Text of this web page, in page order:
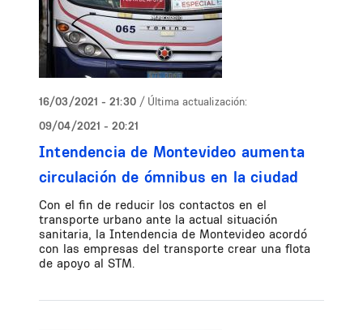
16/03/2021 - 21:30 / Última actualización:
09/04/2021 - 20:21
Intendencia de Montevideo aumenta
circulación de ómnibus en la ciudad
Con el fin de reducir los contactos en el
transporte urbano ante la actual situación
sanitaria, la Intendencia de Montevideo acordó
con las empresas del transporte crear una flota
de apoyo al STM.